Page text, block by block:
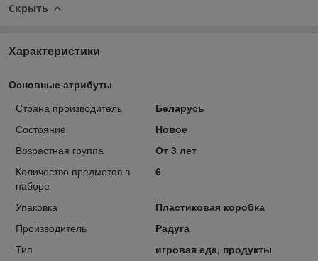
Скрыть
Характеристики
Основные атрибуты
Страна производитель
Беларусь
Состояние
Новое
Возрастная группа
От 3 лет
Количество предметов в
наборе
6
Упаковка
Пластиковая коробка
Производитель
Радуга
Тип
игровая еда, продукты